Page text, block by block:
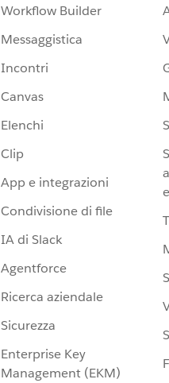
Workflow Builder
Messaggistica
Incontri
Canvas
Elenchi
Clip
App e integrazioni
Condivisione di file
IA di Slack
Agentforce
Ricerca aziendale
Sicurezza
Enterprise Key
Management (EKM)